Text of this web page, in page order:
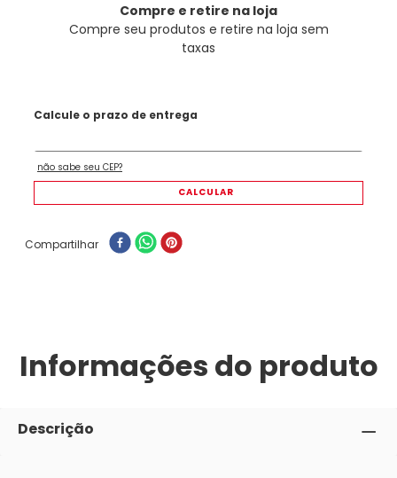
Compre e retire na loja
Compre seu produtos e retire na loja sem
taxas
Compartilhar
Informações do produto
Descrição